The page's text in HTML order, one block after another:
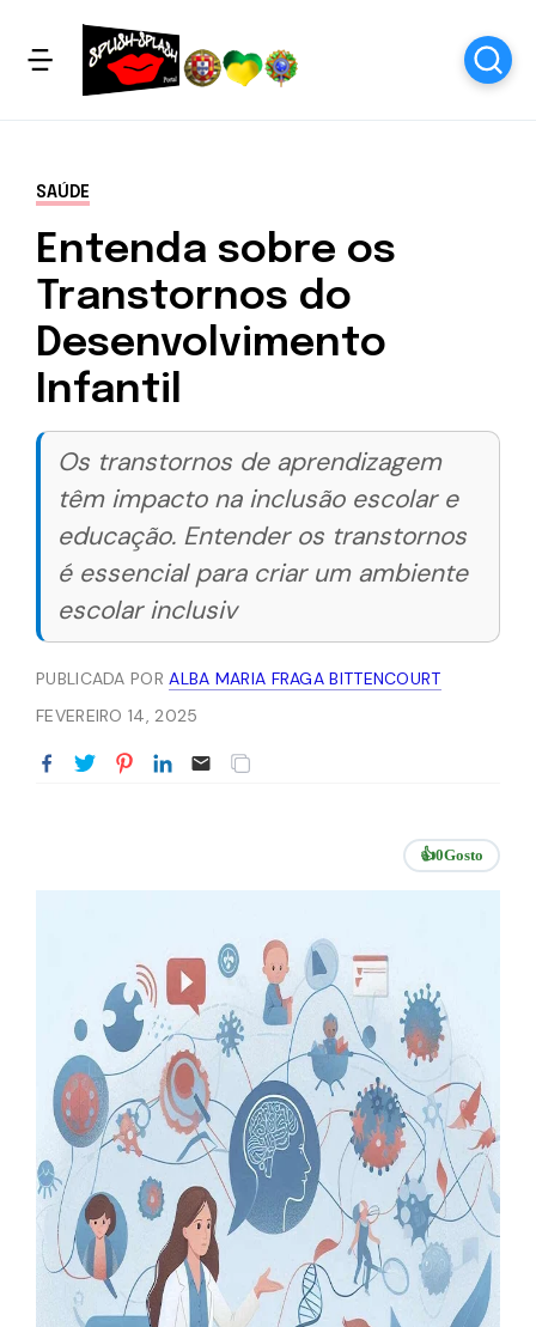
SAÚDE
Entenda sobre os
Transtornos do
Desenvolvimento
Infantil
Os transtornos de aprendizagem
têm impacto na inclusão escolar e
educação. Entender os transtornos
é essencial para criar um ambiente
escolar inclusiv
PUBLICADA PORALBA MARIA FRAGA BITTENCOURT
FEVEREIRO 14, 2025
👍0Gosto